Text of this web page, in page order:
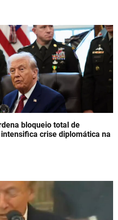
bloqueio total de
crise diplomática na